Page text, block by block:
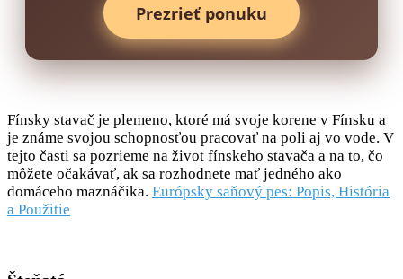
Prezrieť ponuku
Fínsky stavač je plemeno, ktoré má svoje korene v Fínsku a
je známe svojou schopnosťou pracovať na poli aj vo vode. V
tejto časti sa pozrieme na život fínskeho stavača a na to, čo
môžete očakávať, ak sa rozhodnete mať jedného ako
domáceho maznáčika. Európsky saňový pes: Popis, História
a Použitie